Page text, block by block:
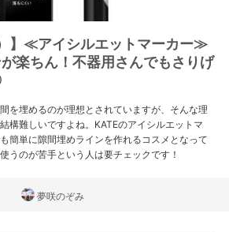
）】≪アイシルエットマーカー≫
楽ちん！不器用さんでもさりげ
を埋めるのが理想とされていますが、そんな理
構難しいですよね。KATEのアイシルエットマ
簡単に隙間埋めラインを作れるコスメとなって
うのが苦手という人は要チェックです！
夢咲のぞみ